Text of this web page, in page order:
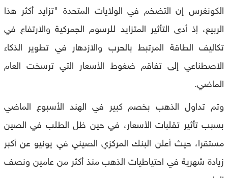
الكونغرس إن التضخم في الولايات المتحدة "تزايد أكثر هذا
الربيع، إذ أدى التأثير المتزايد للرسوم الجمركية والارتفاع في
تكاليف الطاقة المرتبط بالحرب والازدهار في تطوير الذكاء
الاصطناعي إلى تفاقم ضغوط الأسعار التي ترسخت العام
الماضي.
وتم تداول الذهب بخصم كبير في الهند الأسبوع الماضي
بسبب تأثير تقلبات الأسعار، في حين ظل الطلب في الصين
مستقرا، حيث أعلن البنك المركزي الصيني في يونيو عن أكبر
زيادة شهرية في احتياطيات الذهب منذ أكثر من عامين ونصف